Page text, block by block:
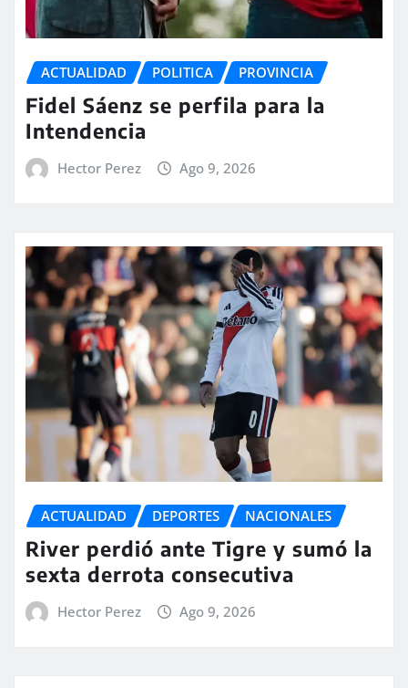
ACTUALIDAD POLITICA PROVINCIA
Fidel Sáenz se perfila para la
Intendencia
Hector Perez Ago 9, 2026
ACTUALIDAD DEPORTES NACIONALES
River perdió ante Tigre y sumó la
sexta derrota consecutiva
Hector Perez Ago 9, 2026